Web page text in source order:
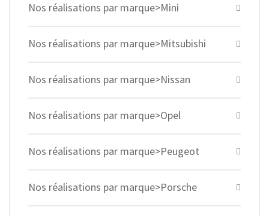
Nos réalisations par marque>Mini
Nos réalisations par marque>Mitsubishi
Nos réalisations par marque>Nissan
Nos réalisations par marque>Opel
Nos réalisations par marque>Peugeot
Nos réalisations par marque>Porsche